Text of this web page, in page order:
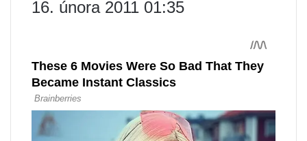
16. února 2011 01:35